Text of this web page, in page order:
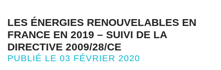
LES ÉNERGIES RENOUVELABLES EN
FRANCE EN 2019 – SUIVI DE LA
DIRECTIVE 2009/28/CE
PUBLIÉ LE 03 FÉVRIER 2020